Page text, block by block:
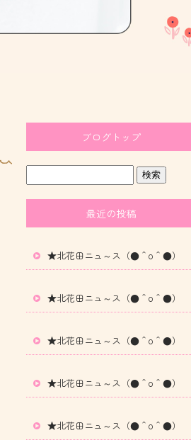
ブログトップ
最近の投稿
★北花田ニュ～ス（●＾o＾●）
★北花田ニュ～ス（●＾o＾●）
★北花田ニュ～ス（●＾o＾●）
★北花田ニュ～ス（●＾o＾●）
★北花田ニュ～ス（●＾o＾●）